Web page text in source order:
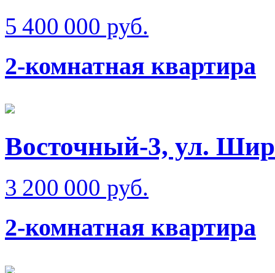
5 400 000 руб.
2-комнатная квартира
Восточный-3, ул.
3 200 000 руб.
2-комнатная квартира